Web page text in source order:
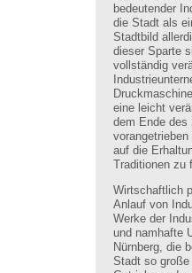
bedeutender
die Stadt als
Stadtbild
dieser Sparte
vollständig
eine leicht
dem Ende des
auf die
Traditionen zu
Wirtschaftlich
Anlauf von
Werke der
und namhafte
Nürnberg, die
Stadt so große